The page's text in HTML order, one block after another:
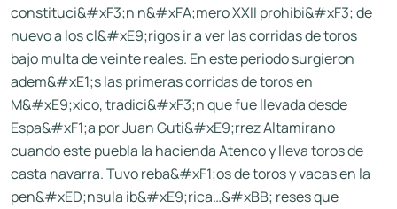
constituci&#xF3;n n&#xFA;mero XXII prohibi&#xF3; de
nuevo a los cl&#xE9;rigos ir a ver las corridas de toros
bajo multa de veinte reales. En este periodo surgieron
adem&#xE1;s las primeras corridas de toros en
M&#xE9;xico, tradici&#xF3;n que fue llevada desde
Espa&#xF1;a por Juan Guti&#xE9;rrez Altamirano
cuando este puebla la hacienda Atenco y lleva toros de
casta navarra. Tuvo reba&#xF1;os de toros y vacas en la
pen&#xED;nsula ib&#xE9;rica…&#xBB; reses que